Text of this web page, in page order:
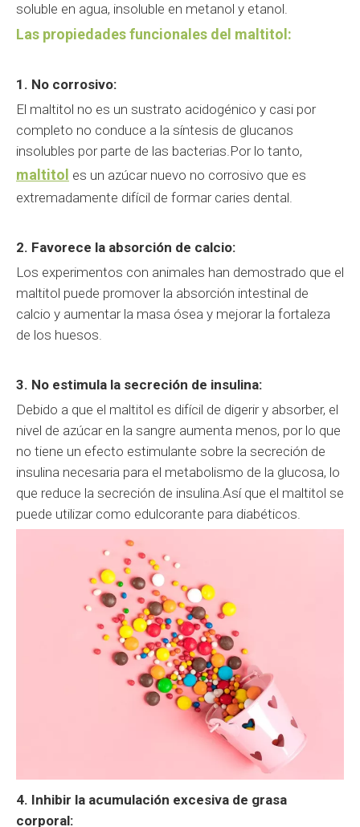
soluble en agua, insoluble en metanol y etanol.
Las propiedades funcionales del maltitol:
1. No corrosivo:
El maltitol no es un sustrato acidogénico y casi por
completo no conduce a la síntesis de glucanos
insolubles por parte de las bacterias.Por lo tanto,
maltitol es un azúcar nuevo no corrosivo que es
extremadamente difícil de formar caries dental.
2. Favorece la absorción de calcio:
Los experimentos con animales han demostrado que el
maltitol puede promover la absorción intestinal de
calcio y aumentar la masa ósea y mejorar la fortaleza
de los huesos.
3. No estimula la secreción de insulina:
Debido a que el maltitol es difícil de digerir y absorber, el
nivel de azúcar en la sangre aumenta menos, por lo que
no tiene un efecto estimulante sobre la secreción de
insulina necesaria para el metabolismo de la glucosa, lo
que reduce la secreción de insulina.Así que el maltitol se
puede utilizar como edulcorante para diabéticos.
4. Inhibir la acumulación excesiva de grasa
corporal: